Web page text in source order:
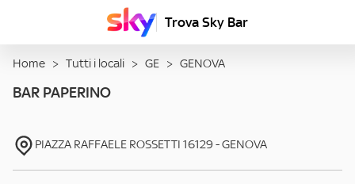
Trova Sky Bar
Home > Tutti i locali > GE > GENOVA
BAR PAPERINO
PIAZZA RAFFAELE ROSSETTI 16129 -GENOVA